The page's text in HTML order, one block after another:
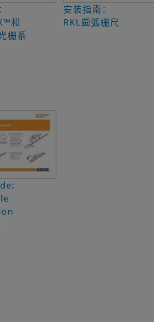
和
栅系
安装指南：
RKL圆弧栅尺